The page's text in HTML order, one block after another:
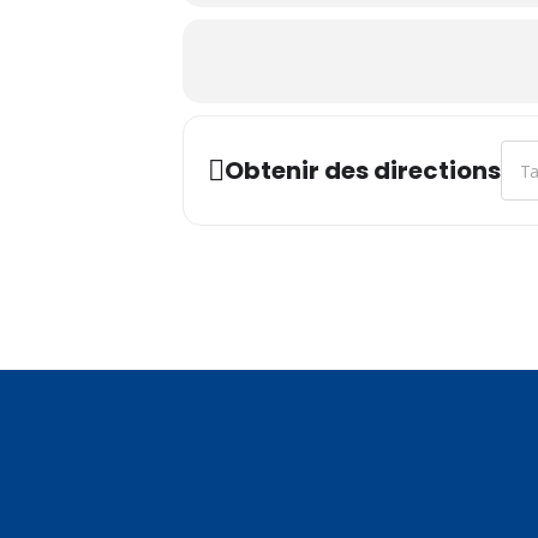
Obtenir des directions